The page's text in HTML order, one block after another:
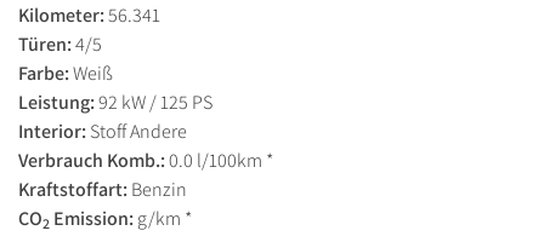
Kilometer:56.341
Türen:4/5
Farbe:Weiß
Leistung:92 kW / 125 PS
Interior: Stoff Andere
Verbrauch Komb.:0.0 l/100km *
Kraftstoffart: Benzin
CO2 Emission: g/km *